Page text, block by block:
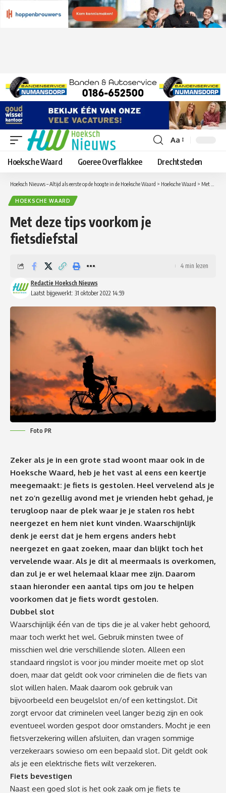
Lettergrootte
aanpassen
Aa
Hoeksche Waard Goeree Overflakkee Drechtsteden
Hoeksch Nieuws – Altijd als eerste op de hoogte in de Hoeksche Waard > Hoeksche Waard > Met deze tips voorkom je fietsdiefstal
HOEKSCHE WAARD
Met deze tips voorkom je
fietsdiefstal
Laatst bijgewerkt: 31 oktober 2022 14:59
Redactie Hoeksch Nieuws
4 min lezen
Foto PR
Zeker als je in een grote stad woont maar ook in de
Hoeksche Waard, heb je het vast al eens een keertje
meegemaakt: je fiets is gestolen. Heel vervelend als je
net zo’n gezellig avond met je vrienden hebt gehad, je
terugloop naar de plek waar je je stalen ros hebt
neergezet en hem niet kunt vinden. Waarschijnlijk
denk je eerst dat je hem ergens anders hebt
neergezet en gaat zoeken, maar dan blijkt toch het
vervelende waar. Als je dit al meermaals is overkomen,
dan zul je er wel helemaal klaar mee zijn. Daarom
staan hieronder een aantal tips om jou te helpen
voorkomen dat je fiets wordt gestolen.
Dubbel slot
Waarschijnlijk één van de tips die je al vaker hebt gehoord,
maar toch werkt het wel. Gebruik minsten twee of
misschien wel drie verschillende sloten. Alleen een
standaard ringslot is voor jou minder moeite met op slot
doen, maar dat geldt ook voor criminelen die de fiets van
slot willen halen. Maak daarom ook gebruik van
bijvoorbeeld een beugelslot en/of een kettingslot. Dit
zorgt ervoor dat criminelen veel langer bezig zijn en ook
eventueel worden gespot door omstanders. Mocht je een
fietsverzekering willen afsluiten, dan vragen sommige
verzekeraars sowieso om een bepaald slot. Dit geldt ook
als je een elektrische fiets wilt verzekeren.
Fiets bevestigen
Naast een goed slot is het ook zaak om je fiets te